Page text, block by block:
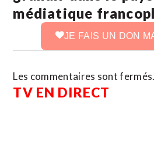
médiatique
JE FAIS UN DON
Les commentaires sont fermés.
TV EN DIRECT